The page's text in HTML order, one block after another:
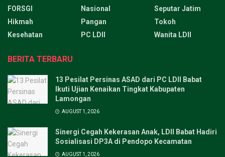
FORSGI
Hikmah
Kesehatan
Nasional
Pangan
PC LDII
Seputar Jatim
Tokoh
Wanita LDII
BERITA TERBARU
13 Pesilat Persinas ASAD dari PC LDII Babat
Ikuti Ujian Kenaikan Tingkat Kabupaten
Lamongan
AUGUST 1, 2026
Sinergi Cegah Kekerasan Anak, LDII Babat Hadiri
Sosialisasi DP3A di Pendopo Kecamatan
AUGUST 1, 2026